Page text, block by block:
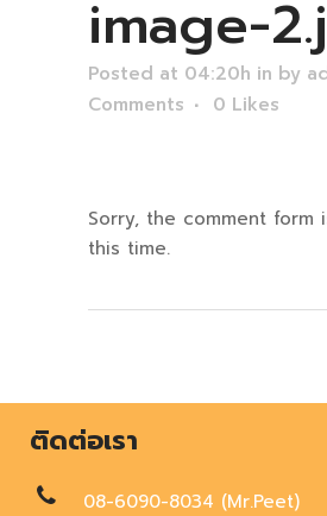
image-
Posted at 04:20h in by
Comments
0 Likes
Sorry, the comment form
this time.
ติดต่อเรา
08-6090-8034 (Mr.Peet)